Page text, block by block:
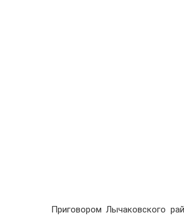
Приговором Лычаковского